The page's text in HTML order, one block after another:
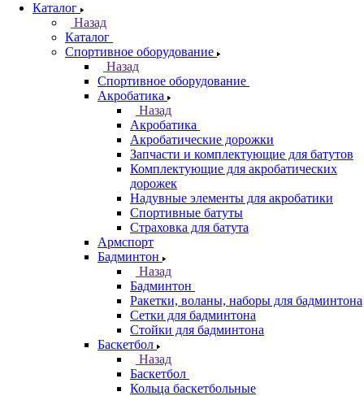
Каталог
Назад
Каталог
Спортивное оборудование
Назад
Спортивное оборудование
Акробатика
Назад
Акробатика
Акробатические дорожки
Запчасти и комплектующие для батутов
Комплектующие для акробатических
дорожек
Надувные элементы для акробатики
Спортивные батуты
Страховка для батута
Армспорт
Бадминтон
Назад
Бадминтон
Ракетки, воланы, наборы для бадминтона
Сетки для бадминтона
Стойки для бадминтона
Баскетбол
Назад
Баскетбол
Кольца баскетбольные